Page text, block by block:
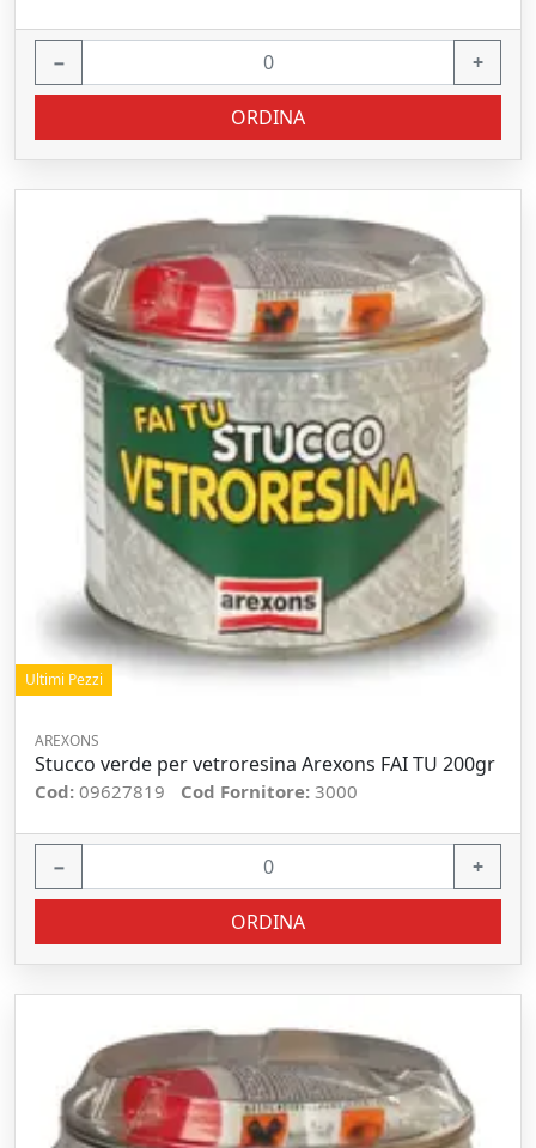
− +
ORDINA
Ultimi Pezzi
AREXONS
Stucco verde per vetroresina Arexons FAI TU 200gr
Cod: 09627819 Cod Fornitore: 3000
− +
ORDINA